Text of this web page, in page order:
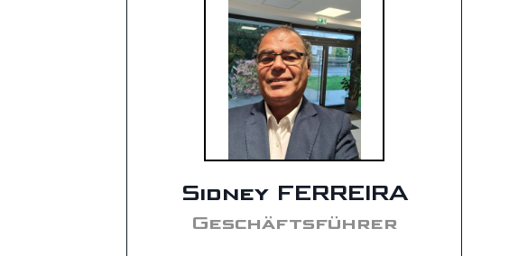
Sidney FERREIRA
Geschäftsführer